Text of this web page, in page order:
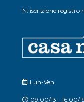
N. iscrizione
Lun-Ven
09:00/13 - 16:00/